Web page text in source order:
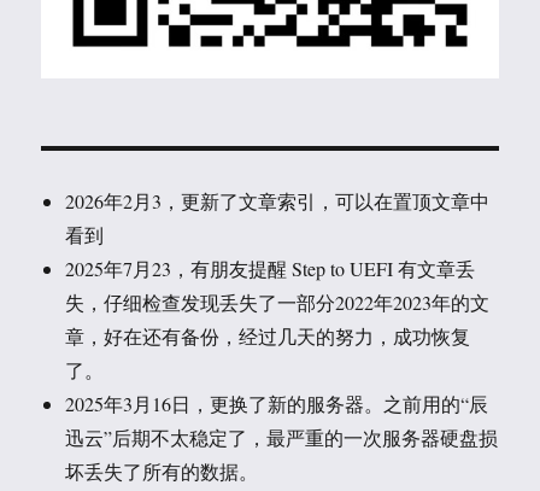
2026年2月3，更新了文章索引，可以在置顶文章中
看到
2025年7月23，有朋友提醒 Step to UEFI 有文章丢
失，仔细检查发现丢失了一部分2022年2023年的文
章，好在还有备份，经过几天的努力，成功恢复
了。
2025年3月16日，更换了新的服务器。之前用的“辰
迅云”后期不太稳定了，最严重的一次服务器硬盘损
坏丢失了所有的数据。